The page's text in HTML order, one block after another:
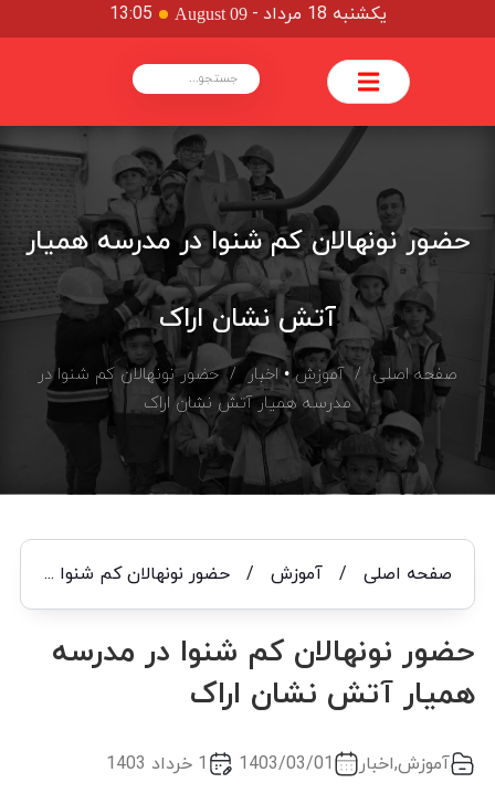
یکشنبه 18 مرداد -
August 09
13:05
حضور نونهالان کم شنوا در مدرسه همیار
آتش نشان اراک
صفحه اصلی/آموزش• اخبار/ حضور نونهالان کم شنوا در
مدرسه همیار آتش نشان اراک
صفحه اصلی/ آموزش/ حضور نونهالان کم شنوا در مدرسه همیار آتش نشان اراک
حضور نونهالان کم شنوا در مدرسه
همیار آتش نشان اراک
آموزش,اخبار 1403/03/01 1 خرداد 1403